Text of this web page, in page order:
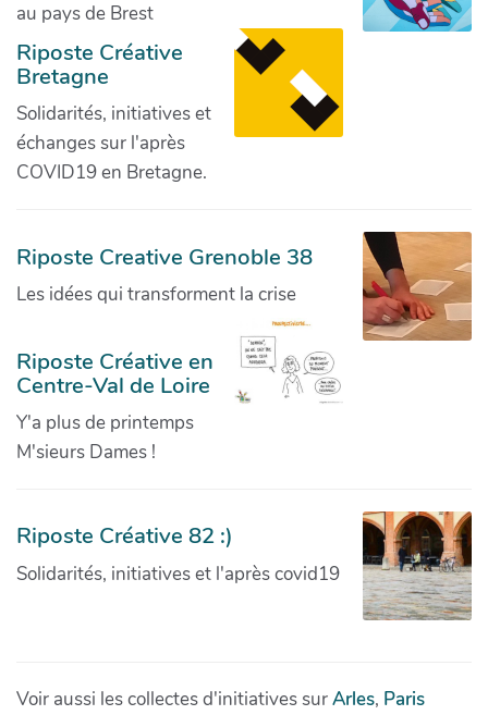
au pays de Brest
Riposte Créative
Bretagne
Solidarités, initiatives et
échanges sur l'après
COVID19 en Bretagne.
Riposte Creative Grenoble 38
Les idées qui transforment la crise
Riposte Créative en
Centre-Val de Loire
Y'a plus de printemps
M'sieurs Dames !
Riposte Créative 82 :)
Solidarités, initiatives et l'après covid19
Voir aussi les collectes d'initiatives surArles, Paris